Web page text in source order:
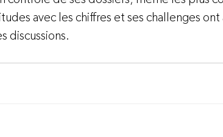
avec les chiffres et ses challenges
discussions.